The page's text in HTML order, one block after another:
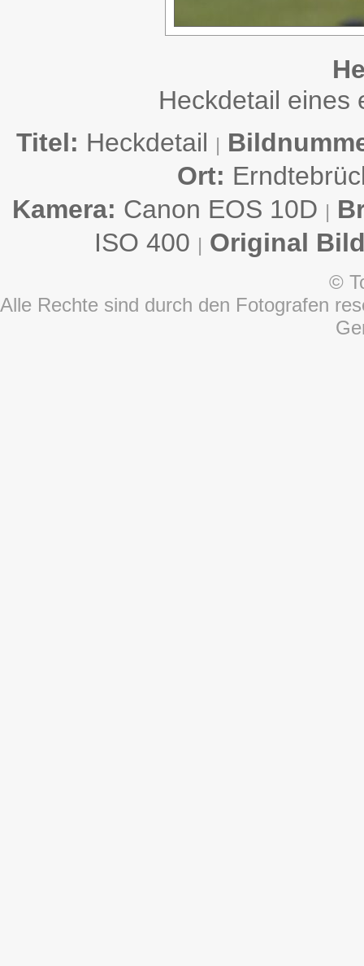
Heckdetail eines
Titel: Heckdetail |
Ort:
Kamera: Canon EOS 10D |
ISO 400 | Original
©
Alle Rechte sind durch den Fotografen